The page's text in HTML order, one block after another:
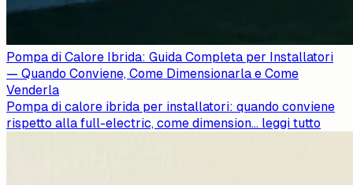
Pompa di Calore Ibrida: Guida Completa per Installatori
— Quando Conviene, Come Dimensionarla e Come
Venderla
Pompa di calore ibrida per installatori: quando conviene
rispetto alla full-electric, come dimension... leggi tutto